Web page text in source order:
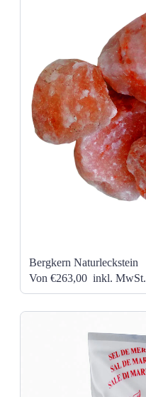
Bergkern Naturleckstein
Von €263,00 inkl. MwSt.